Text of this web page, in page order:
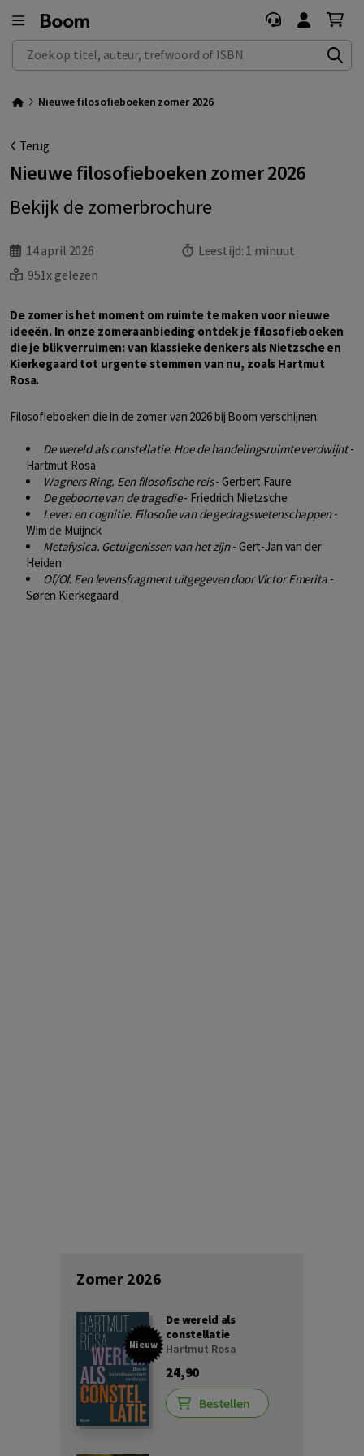
Zoek op titel, auteur, trefwoord of ISBN
Nieuwe filosofieboeken zomer 2026
Terug
Nieuwe filosofieboeken zomer 2026
Bekijk de zomerbrochure
14 april 2026 Leestijd: 1 minuut
951x gelezen
De zomer is het moment om ruimte te maken voor nieuwe
ideeën. In onze zomeraanbieding ontdek je filosofieboeken
die je blik verruimen: van klassieke denkers als Nietzsche en
Kierkegaard tot urgente stemmen van nu, zoals Hartmut
Rosa.
Filosofieboeken die in de zomer van 2026 bij Boom verschijnen:
De wereld als constellatie. Hoe de handelingsruimte verdwijnt-
Hartmut Rosa
Wagners Ring. Een filosofische reis- Gerbert Faure
De geboorte van de tragedie- Friedrich Nietzsche
Leven en cognitie. Filosofie van de gedragswetenschappen-
Wim de Muijnck
Metafysica. Getuigenissen van het zijn- Gert-Jan van der
Heiden
Of/Of. Een levensfragment uitgegeven door Victor Emerita-
Søren Kierkegaard
Zomer 2026
Nieuw
De wereld als
constellatie
Hartmut Rosa
24,90
Bestellen